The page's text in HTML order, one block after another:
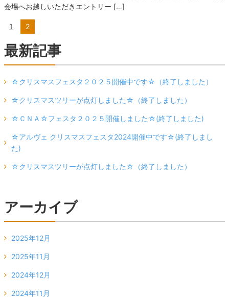
会場へお越しいただきエントリー […]
1 2
最新記事
☆クリスマスフェスタ２０２５開催中です☆（終了しました）
☆クリスマスツリーが点灯しました☆（終了しました）
☆ＣＮＡ☆フェスタ２０２５開催しました☆(終了しました)
☆アルヴェ クリスマスフェスタ2024開催中です☆(終了しまし
た)
☆クリスマスツリーが点灯しました☆（終了しました）
アーカイブ
2025年12月
2025年11月
2024年12月
2024年11月